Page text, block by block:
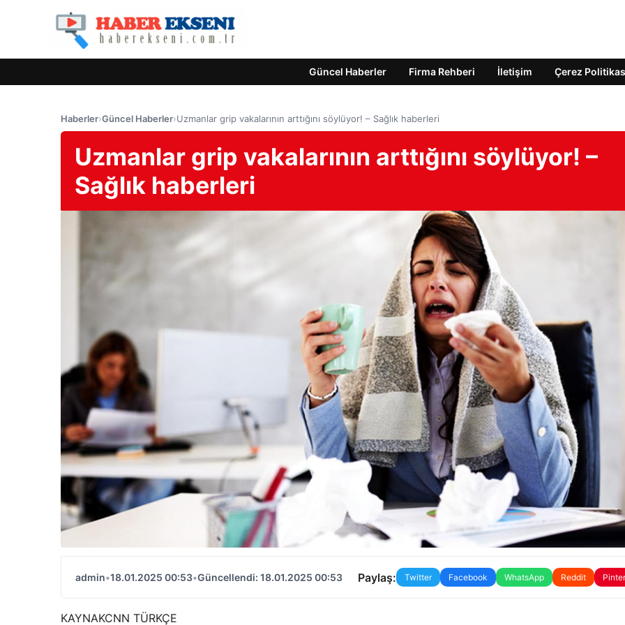
Güncel Haberler Firma Rehberi İletişim Çerez
Haberler›Güncel Haberler›Uzmanlar grip vakalarının arttığını söylüyor! – Sağlık haberleri
Uzmanlar grip vakalarının arttığını söylüyor! –
Sağlık haberleri
admin•18.01.2025 00:53•Güncellendi: 18.01.2025 00:53 Paylaş: Twitter Facebook WhatsApp Reddit
KAYNAKCNN TÜRKÇE